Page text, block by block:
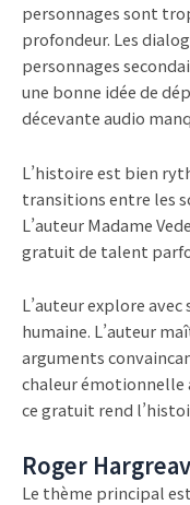
personnages sont
profondeur. Les
personnages
une bonne idée de
décevante audio
L’histoire est bien
transitions entre les
L’auteur Madame
gratuit de talent
L’auteur explore
humaine. L’auteur
arguments
chaleur émotionnelle
ce gratuit rend
Roger
Le thème principal